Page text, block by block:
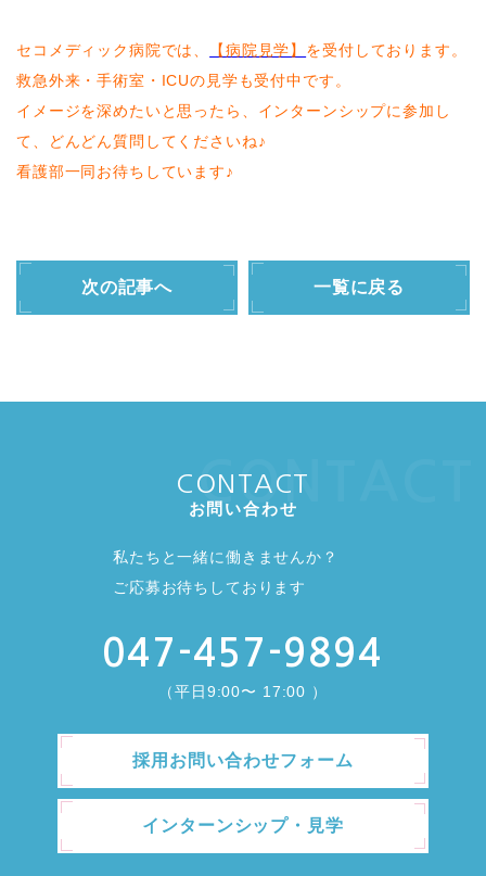
セコメディック病院では、 【病院見学】 を受付しております。
救急外来・手術室・ICUの見学も受付中です。
イメージを深めたいと思ったら、インターンシップに参加し
て、どんどん質問してくださいね♪
看護部一同お待ちしています♪
次の記事へ 一覧に戻る
CONTACT
CONTACT
お問い合わせ
私たちと一緒に働きませんか？
ご応募お待ちしております
047-457-9894
（平日9:00〜 17:00 ）
採用お問い合わせフォーム
インターンシップ・見学